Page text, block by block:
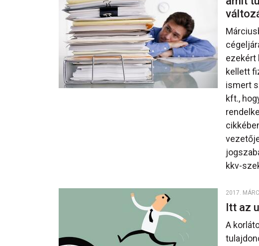
ezekért
kellett
ismert
kft.,
kkv-
2017.
Itt az
A